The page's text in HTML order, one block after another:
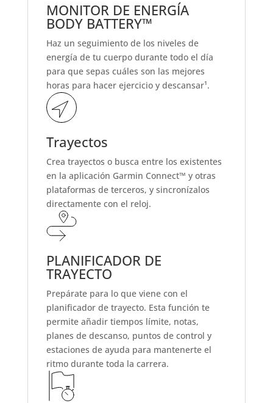
MONITOR DE ENERGÍA
BODY BATTERY™
Haz un seguimiento de los niveles de
energía de tu cuerpo durante todo el día
para que sepas cuáles son las mejores
horas para hacer ejercicio y descansar¹.
Trayectos
Crea trayectos o busca entre los existentes
en la aplicación Garmin Connect™ y otras
plataformas de terceros, y sincronízalos
directamente con el reloj.
PLANIFICADOR DE
TRAYECTO
Prepárate para lo que viene con el
planificador de trayecto. Esta función te
permite añadir tiempos límite, notas,
planes de descanso, puntos de control y
estaciones de ayuda para mantenerte el
ritmo durante toda la carrera.